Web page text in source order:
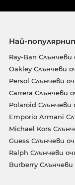
Най-
Ray-Ban Слънчеви
Oakley Слънчеви
Persol Слънчеви
Carrera Слънчеви
Polaroid Слънчеви
Emporio Armani
Michael Kors
Guess Слънчеви
Ralph Слънчеви
Burberry Слънчеви